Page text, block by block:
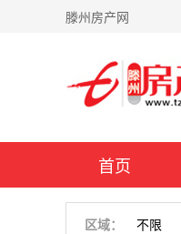
滕州房产网
首页
区域： 不限